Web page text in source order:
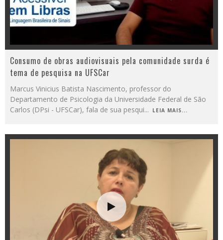
Consumo de obras audiovisuais pela comunidade surda é
tema de pesquisa na UFSCar
Marcus Vinicius Batista Nascimento, professor do
Departamento de Psicologia da Universidade Federal de São
Carlos (DPsi - UFSCar), fala de sua pesqui... LEIA MAIS...